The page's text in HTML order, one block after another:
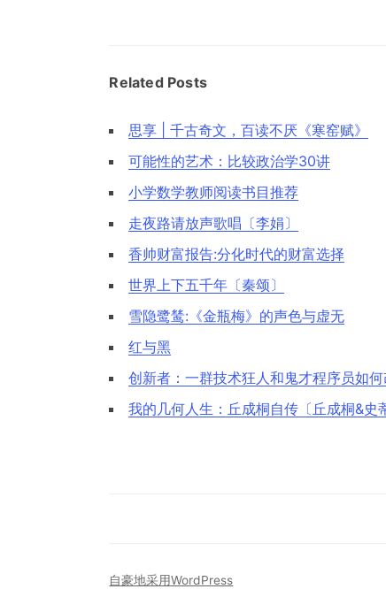
Related Posts
思享 | 千古奇文，百读不厌《寒窑赋》
可能性的艺术：比较政治学30讲
小学数学教师阅读书目推荐
走夜路请放声歌唱〔李娟〕
香帅财富报告:分化时代的财富选择
世界上下五千年〔秦颂〕
雪隐鹭鸶:《金瓶梅》的声色与虚无
红与黑
创新者：一群技术狂人和鬼才程序员如何
我的几何人生：丘成桐自传〔丘成桐&史
自豪地采用WordPress